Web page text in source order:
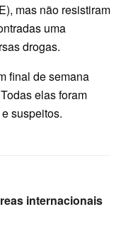
mas não resistiram
uma
drogas.
final de semana
elas foram
suspeitos.
internacionais